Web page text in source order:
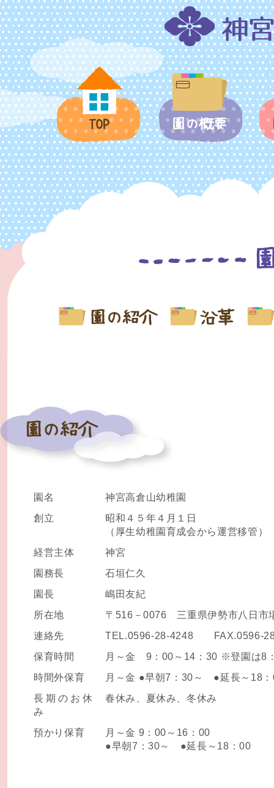
園名
神宮高倉山幼稚園
創立
昭和４５年４月１日
（厚生幼稚園育成会から運営移管）
経営主体
神宮
園務長
石垣仁久
園長
嶋田友紀
所在地
〒516－0076 三重県伊勢市八日市
連絡先
TEL.0596-28-4248 FAX.0596-
保育時間
月～金 9：00～14：30 ※登園は8
時間外保育
月～金 ●早朝7：30～ ●延長～18
長期のお休
み
春休み、夏休み、冬休み
預かり保育
月～金 9：00～16：00
●早朝7：30～ ●延長～18：00